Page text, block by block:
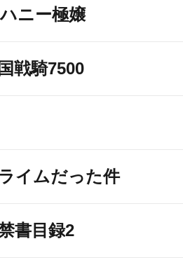
ニー極嬢
戦騎7500
イムだった件
書目録2